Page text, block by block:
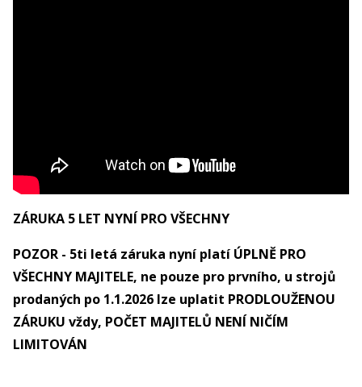
ZÁRUKA 5 LET NYNÍ PRO VŠECHNY
POZOR - 5ti letá záruka nyní platí ÚPLNĚ PRO
VŠECHNY MAJITELE, ne pouze pro prvního, u strojů
prodaných po 1.1.2026 lze uplatit PRODLOUŽENOU
ZÁRUKU vždy, POČET MAJITELŮ NENÍ NIČÍM
LIMITOVÁN